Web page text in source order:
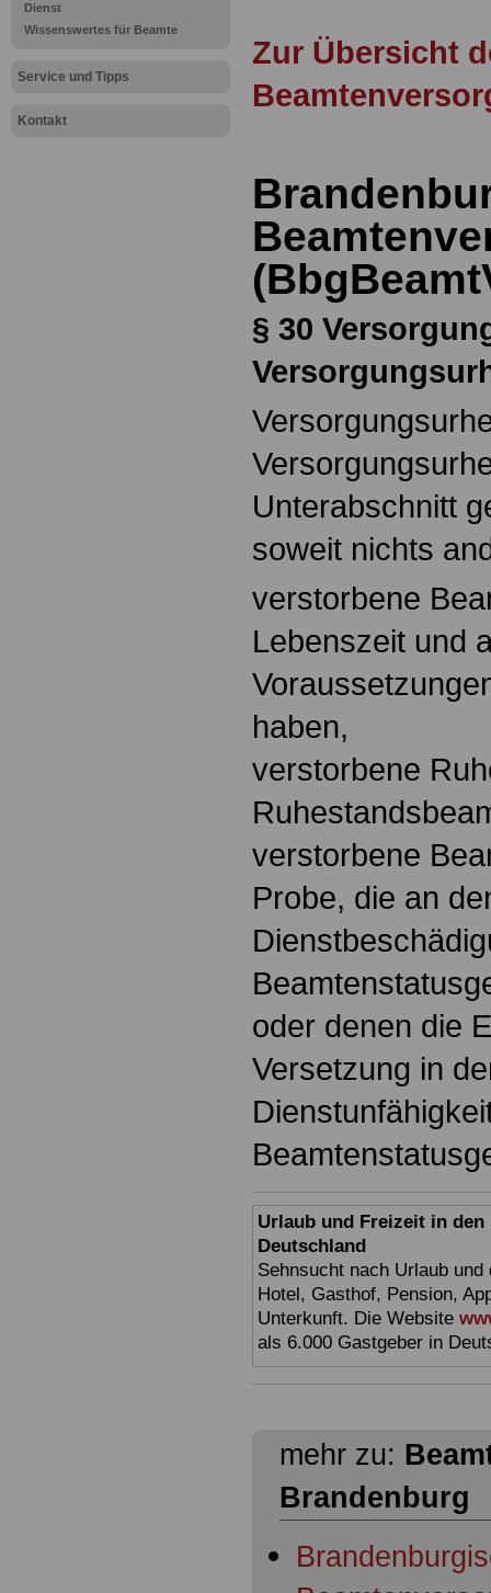
Dienst
Wissenswertes für Beamte
Service und Tipps
Kontakt
Zur Übersicht
§ 30
Unterabschnitt
soweit nichts
verstorbene
Lebenszeit und
haben,
verstorbene
verstorbene
Probe, die an
oder denen die
Versetzung in
Urlaub und Freizeit in
Deutschland
Sehnsucht nach Urlaub
Hotel, Gasthof, Pension,
Unterkunft. Die Website
als 6.000 Gastgeber in
mehr zu:
Brandenburg